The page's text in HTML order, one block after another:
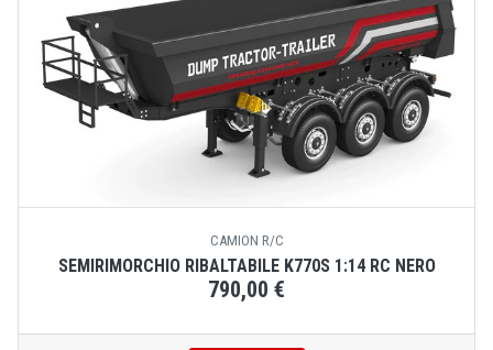
CAMION R/C
SEMIRIMORCHIO RIBALTABILE K770S 1:14 RC NERO
790,00 €